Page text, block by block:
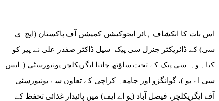
اس بات کا انکشاف ہائر ایجوکیشن کمیشن آف پاکستان (ایچ ای
سی) کے ڈائریکٹر جنرل سی پیک سیل ڈاکٹر صفدر علی نے پیر کو
کیا۔ وہ سی پیک کے تحت ساؤتھ چائنا ایگریکلچر یونیورسٹی ( ایس
سی اے یو )، گوانگزو اور جامعہ کراچی کے تعاون سے یونیورسٹی
آف ایگریکلچر، فیصل آباد (یو اے ایف) میں پائیدار غذائی تحفظ کے